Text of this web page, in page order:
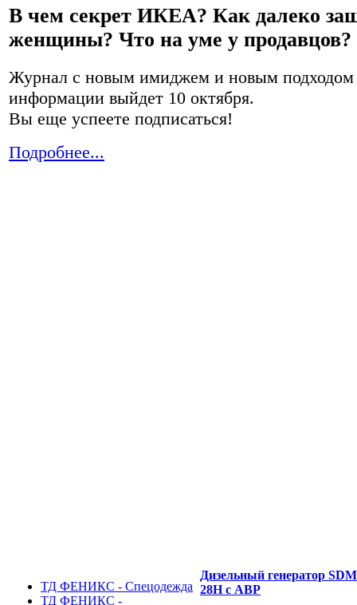
В чем секрет ИКЕА? Как далеко
женщины? Что на уме у продавцов?
Журнал с новым имиджем и новым подходом
информации выйдет 10 октября.
Вы еще успеете подписаться!
Подробнее...
ТД ФЕНИКС - Спецодежда
ТД ФЕНИКС -
Дизельный генератор
28H с АВР